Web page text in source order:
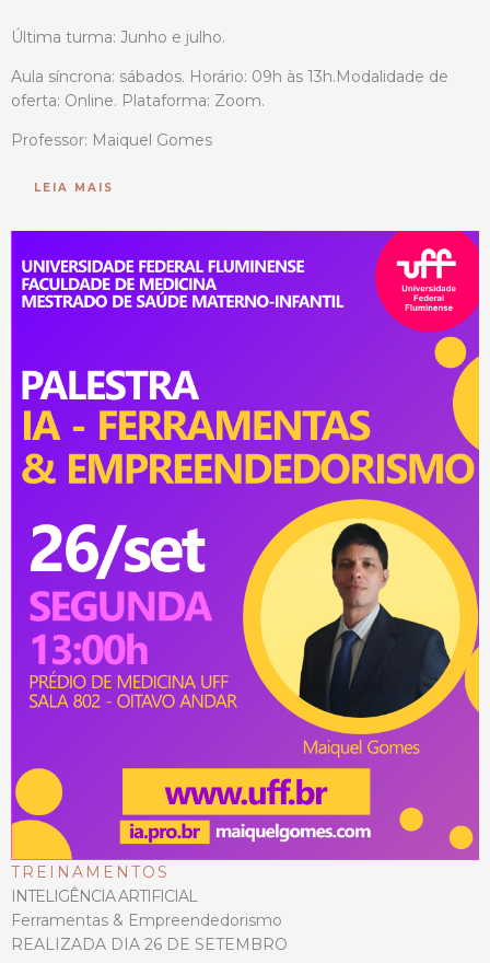
Última turma: Junho e julho.
Aula síncrona: sábados. Horário: 09h às 13h.Modalidade de
oferta: Online. Plataforma: Zoom.
Professor: Maiquel Gomes
LEIA MAIS
TREINAMENTOS
INTELIGÊNCIA ARTIFICIAL
Ferramentas & Empreendedorismo
REALIZADA DIA 26 DE SETEMBRO